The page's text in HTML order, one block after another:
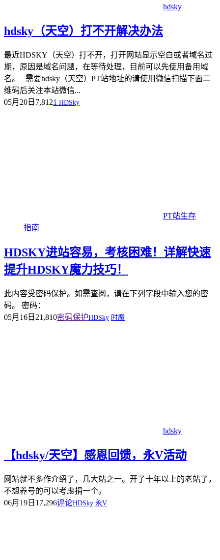
hdsky
hdsky（天空）打不开解决办法
最近HDSKY（天空）打不开，打开网站显示空白或者域名过
期，原因是域名问题，在等待处理，目前可以先使用备用域
名。 需要hdsky（天空）PT站地址的请使用微信扫描下面二
维码后关注本站微信...
05月20日 7,8121 HDSky
PT站生存
指南
HDSKY进站容易，考核困难！详解快速
提升HDSKY魔力技巧！
此内容受密码保护。如需查阅，请在下列字段中输入您的密
码。 密码：
05月16日 21,810密码保护HDSky 时魔
hdsky
【hdsky/天空】感恩回馈，永V活动
网站就不多作介绍了，几大站之一。开了十年以上的老站了，
不想养号的可以考虑捐一个。
06月19日 17,296评论HDSky 永V